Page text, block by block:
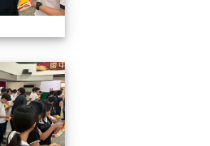
2026/01/07會考誓師活